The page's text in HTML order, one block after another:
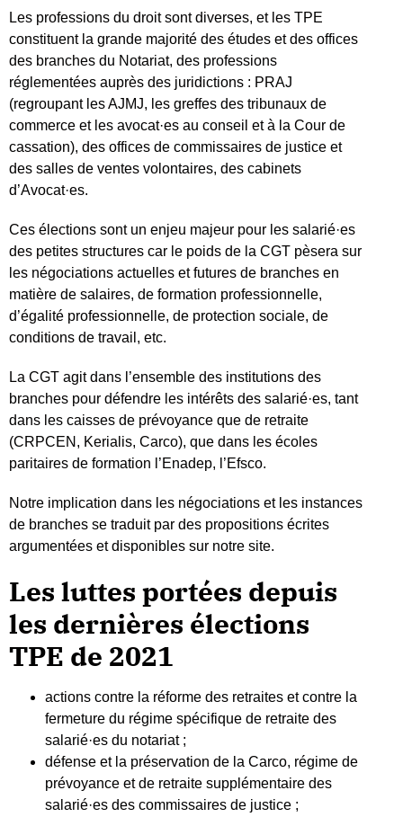
Les professions du droit sont diverses, et les TPE
constituent la grande majorité des études et des offices
des branches du Notariat, des professions
réglementées auprès des juridictions : PRAJ
(regroupant les AJMJ, les greffes des tribunaux de
commerce et les avocat·es au conseil et à la Cour de
cassation), des offices de commissaires de justice et
des salles de ventes volontaires, des cabinets
d’Avocat·es.
Ces élections sont un enjeu majeur pour les salarié·es
des petites structures car le poids de la CGT pèsera sur
les négociations actuelles et futures de branches en
matière de salaires, de formation professionnelle,
d’égalité professionnelle, de protection sociale, de
conditions de travail, etc.
La CGT agit dans l’ensemble des institutions des
branches pour défendre les intérêts des salarié·es, tant
dans les caisses de prévoyance que de retraite
(CRPCEN, Kerialis, Carco), que dans les écoles
paritaires de formation l’Enadep, l’Efsco.
Notre implication dans les négociations et les instances
de branches se traduit par des propositions écrites
argumentées et disponibles sur notre site.
Les luttes portées depuis
les dernières élections
TPE de 2021
actions contre la réforme des retraites et contre la
fermeture du régime spécifique de retraite des
salarié·es du notariat ;
défense et la préservation de la Carco, régime de
prévoyance et de retraite supplémentaire des
salarié·es des commissaires de justice ;